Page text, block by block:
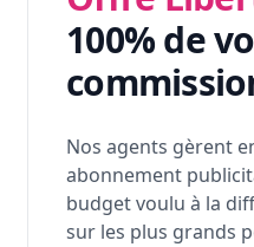
100% de
Nos agents gèrent
abonnement
budget voulu à la
sur les plus grands